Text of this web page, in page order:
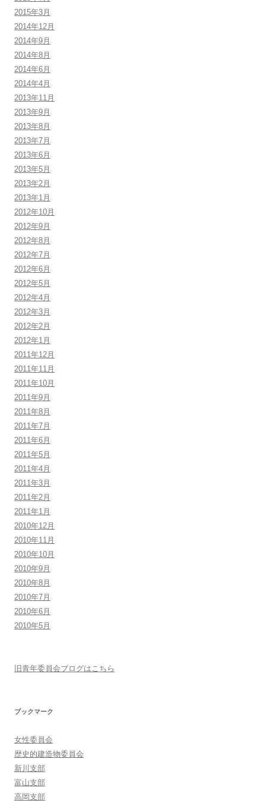
2015年3月
2014年12月
2014年9月
2014年8月
2014年6月
2014年4月
2013年11月
2013年9月
2013年8月
2013年7月
2013年6月
2013年5月
2013年2月
2013年1月
2012年10月
2012年9月
2012年8月
2012年7月
2012年6月
2012年5月
2012年4月
2012年3月
2012年2月
2012年1月
2011年12月
2011年11月
2011年10月
2011年9月
2011年8月
2011年7月
2011年6月
2011年5月
2011年4月
2011年3月
2011年2月
2011年1月
2010年12月
2010年11月
2010年10月
2010年9月
2010年8月
2010年7月
2010年6月
2010年5月
旧青年委員会ブログはこちら
ブックマーク
女性委員会
歴史的建造物委員会
新川支部
富山支部
高岡支部